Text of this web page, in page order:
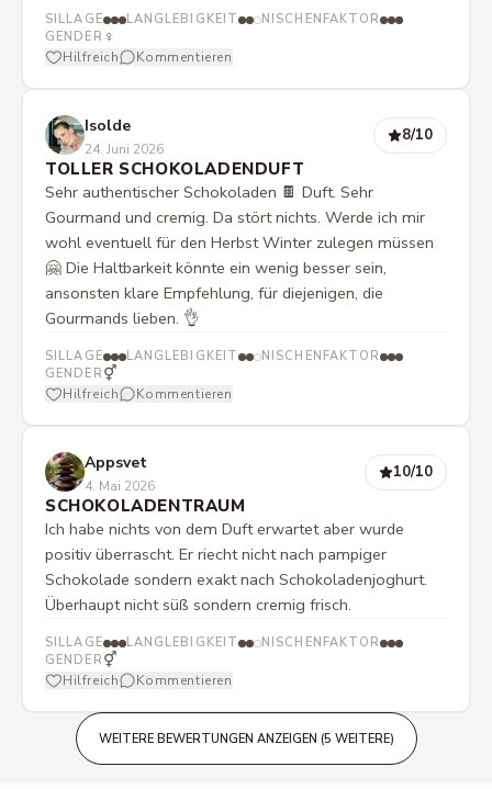
Detail. Die Langlebigkeit könnte noch etwas besser sein
aber alles in einem ein perfekt abgerundeter Duft.
SILLAGE LANGLEBIGKEIT
NISCHENFAKTOR
GENDER ♀
Hilfreich Kommentieren
Isolde
24. Juni 2026
8/10
TOLLER SCHOKOLADENDUFT
Sehr authentischer Schokoladen 🍫 Duft. Sehr
Gourmand und cremig. Da stört nichts. Werde ich mir
wohl eventuell für den Herbst Winter zulegen müssen
🤗 Die Haltbarkeit könnte ein wenig besser sein,
ansonsten klare Empfehlung, für diejenigen, die
Gourmands lieben. 👌
SILLAGE LANGLEBIGKEIT
NISCHENFAKTOR
GENDER ⚥
Hilfreich Kommentieren
Appsvet
4. Mai 2026
10/10
SCHOKOLADENTRAUM
Ich habe nichts von dem Duft erwartet aber wurde
positiv überrascht. Er riecht nicht nach pampiger
Schokolade sondern exakt nach Schokoladenjoghurt.
Überhaupt nicht süß sondern cremig frisch.
SILLAGE LANGLEBIGKEIT
NISCHENFAKTOR
GENDER ⚥
Hilfreich Kommentieren
WEITERE BEWERTUNGEN ANZEIGEN (5 WEITERE)